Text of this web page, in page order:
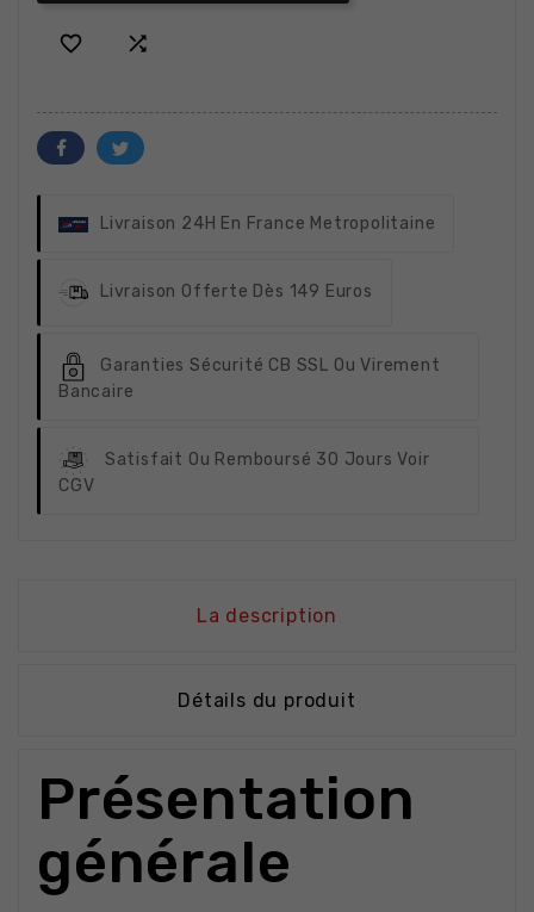
 
Livraison 24H En France Metropolitaine
Livraison Offerte Dès 149 Euros
Garanties Sécurité CB SSL Ou Virement
Bancaire
Satisfait Ou Remboursé 30 Jours Voir
CGV
La description
Détails du produit
Présentation
générale